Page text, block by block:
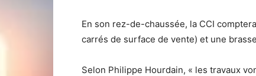
En son rez-de-chaussée, la CCI
carrés de surface de vente) et une
Selon Philippe Hourdain, « les travaux